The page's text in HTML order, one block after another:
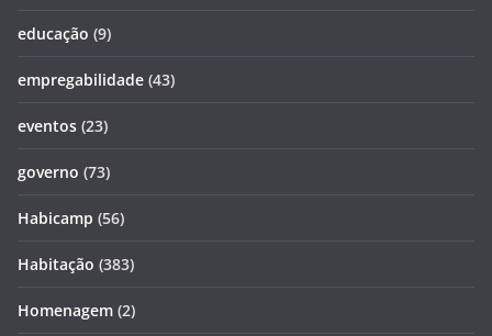
educação (9)
empregabilidade (43)
eventos (23)
governo (73)
Habicamp (56)
Habitação (383)
Homenagem (2)